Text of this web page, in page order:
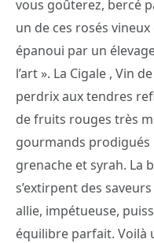
vous goûterez, bercé
un de ces rosés
épanoui par un
l’art ». La Cigale , Vin
perdrix aux tendres
de fruits rouges très
gourmands prodigués
grenache et syrah. La
s’extirpent des
allie, impétueuse,
équilibre parfait. Voilà